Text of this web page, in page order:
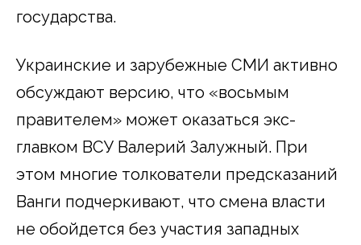
государства.
Украинские и зарубежные СМИ активно
обсуждают версию, что «восьмым
правителем» может оказаться экс-
главком ВСУ Валерий Залужный. При
этом многие толкователи предсказаний
Ванги подчеркивают, что смена власти
не обойдется без участия западных